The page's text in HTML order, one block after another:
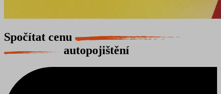
Spočítat cenu
autopojištění